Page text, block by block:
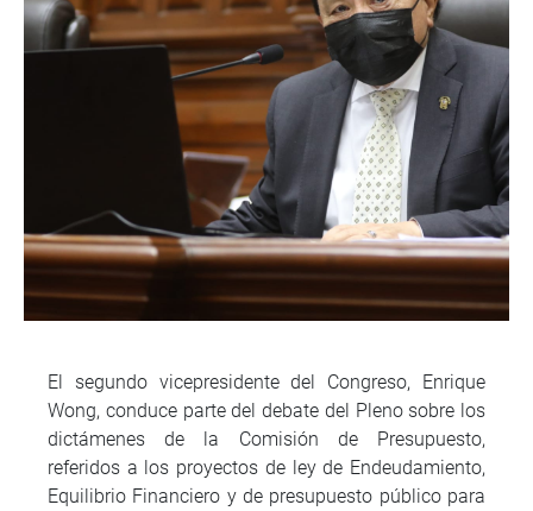
El segundo vicepresidente del Congreso, Enrique
Wong, conduce parte del debate del Pleno sobre los
dictámenes de la Comisión de Presupuesto,
referidos a los proyectos de ley de Endeudamiento,
Equilibrio Financiero y de presupuesto público para